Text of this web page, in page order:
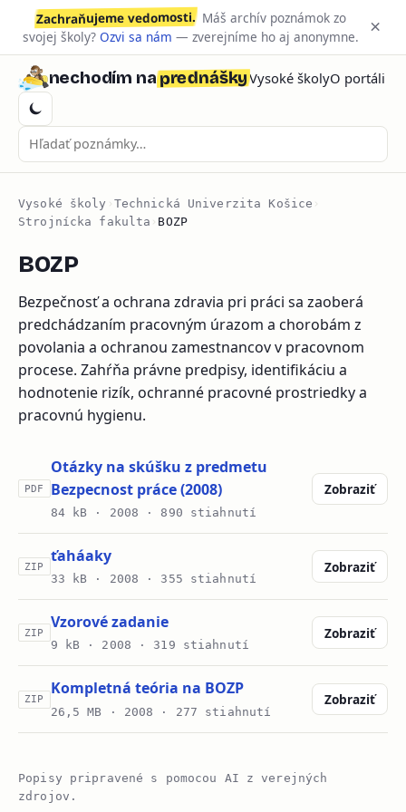
Zachraňujeme vedomosti. Máš archív poznámok zo
svojej školy? Ozvi sa nám — zverejníme ho aj anonymne. ×
nechodím naprednáškyVysoké školyO portáli
Vysoké školy › Technická Univerzita Košice ›
Strojnícka fakulta › BOZP
BOZP
Bezpečnosť a ochrana zdravia pri práci sa zaoberá
predchádzaním pracovným úrazom a chorobám z
povolania a ochranou zamestnancov v pracovnom
procese. Zahŕňa právne predpisy, identifikáciu a
hodnotenie rizík, ochranné pracovné prostriedky a
pracovnú hygienu.
PDF
Otázky na skúšku z predmetu
Bezpecnost práce (2008)
84 kB · 2008 · 890 stiahnutí
Zobraziť
ZIP
ťaháaky
33 kB · 2008 · 355 stiahnutí
Zobraziť
ZIP
Vzorové zadanie
9 kB · 2008 · 319 stiahnutí
Zobraziť
ZIP
Kompletná teória na BOZP
26,5 MB · 2008 · 277 stiahnutí
Zobraziť
Popisy pripravené s pomocou AI z verejných
zdrojov.